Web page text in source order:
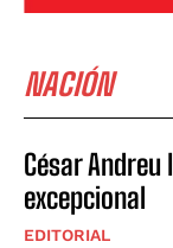
NACIÓN
César
excepcional
EDITORIAL